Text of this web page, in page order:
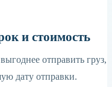
и стоимость
отправить груз,
дату отправки.